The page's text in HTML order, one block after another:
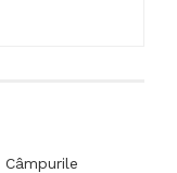
Câmpurile